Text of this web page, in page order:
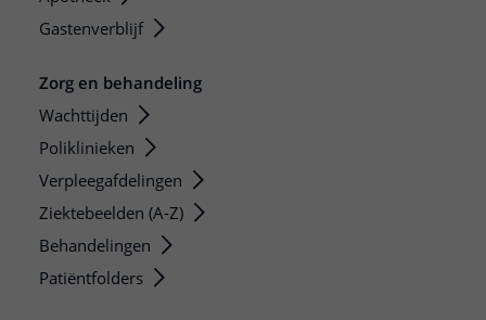
Gastenverblijf
Zorg en behandeling
Wachttijden
Poliklinieken
Verpleegafdelingen
Ziektebeelden (A-Z)
Behandelingen
Patiëntfolders